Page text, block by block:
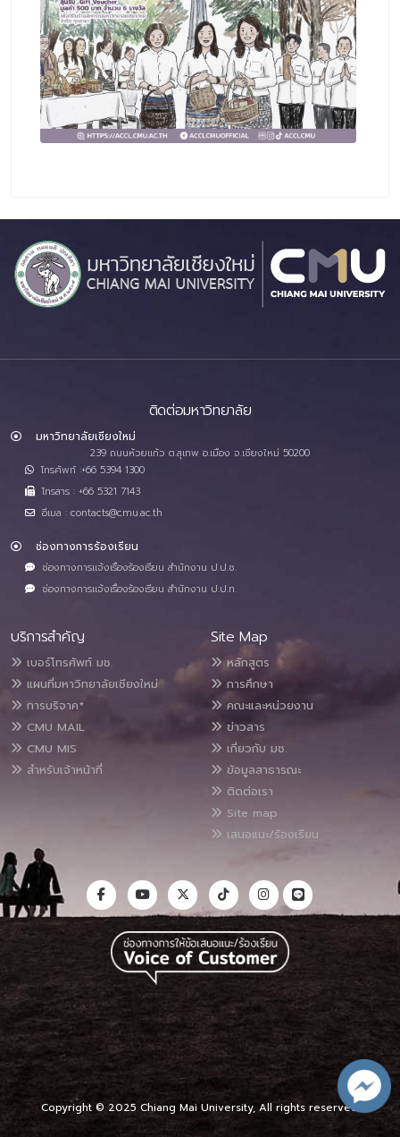
ติดต่อมหาวิทยาลัย
มหาวิทยาลัยเชียงใหม่
239 ถนนห้วยแก้ว ต.สุเทพ อ.เมือง จ.เชียงใหม่ 50200
โทรศัพท์ :+66 5394 1300
โทรสาร : +66 5321 7143
อีเมล : contacts@cmu.ac.th
ช่องทางการร้องเรียน
ช่องทางการแจ้งเรื่องร้องเรียน สำนักงาน ป.ป.ช.
ช่องทางการแจ้งเรื่องร้องเรียน สำนักงาน ป.ป.ท.
บริการสำคัญ
เบอร์โทรศัพท์ มช.
แผนที่มหาวิทยาลัยเชียงใหม่
การบริจาค*
CMU MAIL
CMU MIS
สำหรับเจ้าหน้าที่
Site Map
หลักสูตร
การศึกษา
คณะและหน่วยงาน
ข่าวสาร
เกี่ยวกับ มช.
ข้อมูลสาธารณะ
ติดต่อเรา
Site map
เสนอแนะ/ร้องเรียน
Copyright © 2025 Chiang Mai University, All rights reserved.